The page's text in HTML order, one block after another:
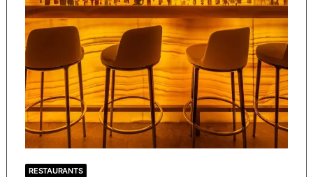
RESTAURANTS